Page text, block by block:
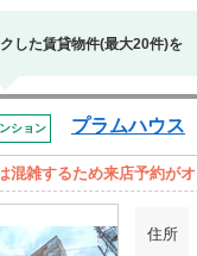
した賃貸物件(最大20件)を
ション プラムハウス
混雑するため来店予約がオ
住所